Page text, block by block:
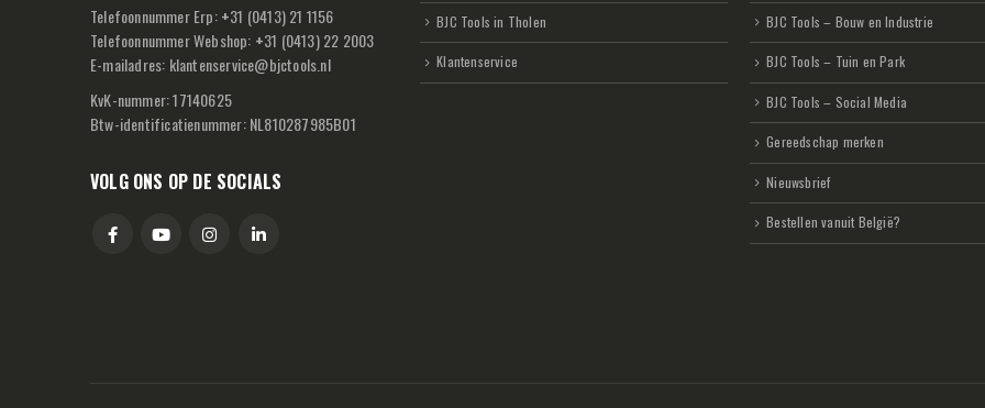
Telefoonnummer Erp:+31 (0413) 21 1156
Telefoonnummer Webshop: +31 (0413) 22 2003
E-mailadres: klantenservice@bjctools.nl
KvK-nummer: 17140625
Btw-identificatienummer: NL810287985B01
VOLG ONS OP DE SOCIALS
BJC Tools in Tholen
Klantenservice
BJC Tools – Bouw en Industrie
BJC Tools – Tuin en Park
BJC Tools – Social Media
Gereedschap merken
Nieuwsbrief
Bestellen vanuit België?